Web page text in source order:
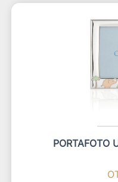
PORTAFOTO